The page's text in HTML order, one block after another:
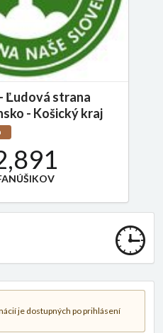
Ľudová strana
- Košický kraj
je dostupných po prihlásení